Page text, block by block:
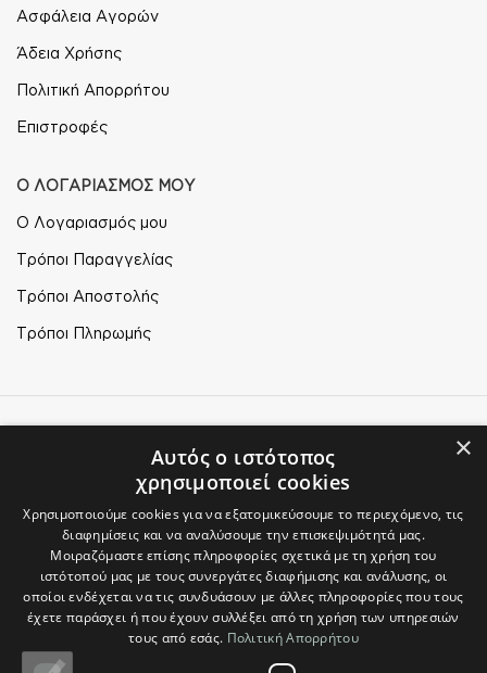
Ασφάλεια Αγορών
Άδεια Χρήσης
Πολιτική Απορρήτου
Επιστροφές
Ο ΛΟΓΑΡΙΑΣΜΟΣ ΜΟΥ
Ο Λογαριασμός μου
Τρόποι Παραγγελίας
Τρόποι Αποστολής
Τρόποι Πληρωμής
×
Αυτός ο ιστότοπος
χρησιμοποιεί cookies
Χρησιμοποιούμε cookies για να εξατομικεύσουμε το περιεχόμενο, τις
διαφημίσεις και να αναλύσουμε την επισκεψιμότητά μας.
Μοιραζόμαστε επίσης πληροφορίες σχετικά με τη χρήση του
ιστότοπού μας με τους συνεργάτες διαφήμισης και ανάλυσης, οι
οποίοι ενδέχεται να τις συνδυάσουν με άλλες πληροφορίες που τους
έχετε παράσχει ή που έχουν συλλέξει από τη χρήση των υπηρεσιών
τους από εσάς. Πολιτική Απορρήτου